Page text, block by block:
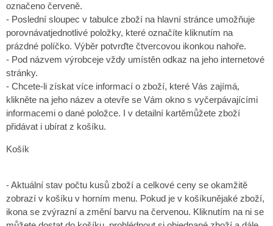
označeno červeně.
- Poslední sloupec v tabulce zboží na hlavní stránce umožňuje
porovnávatjednotlivé položky, které označíte kliknutím na
prázdné políčko. Výběr potvrďte čtvercovou ikonkou nahoře.
- Pod názvem výrobceje vždy umístěn odkaz na jeho internetové
stránky.
- Chcete-li získat více informací o zboží, které Vás zajímá,
klikněte na jeho název a otevře se Vám okno s vyčerpávajícími
informacemi o dané položce. I v detailní kartěmůžete zboží
přidávat i ubírat z košíku.
Košík
- Aktuální stav počtu kusů zboží a celkové ceny se okamžitě
zobrazí v košíku v horním menu. Pokud je v košíkunějaké zboží,
ikona se zvýrazní a změní barvu na červenou. Kliknutím na ni se